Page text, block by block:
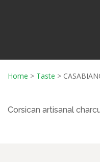
Home > Taste >
Corsican artisanal